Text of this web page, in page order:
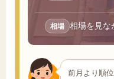
相場 相場を見な
前月より順